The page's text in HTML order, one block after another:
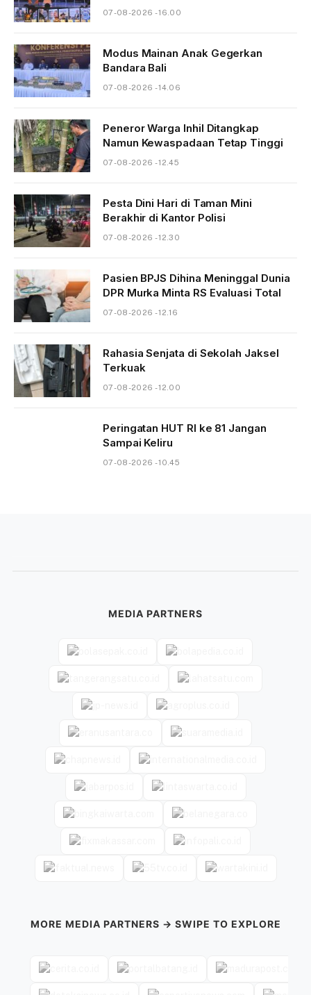
07-08-2026 - 16.00
Modus Mainan Anak Gegerkan
Bandara Bali
07-08-2026 - 14.06
Peneror Warga Inhil Ditangkap
Namun Kewaspadaan Tetap Tinggi
07-08-2026 - 12.45
Pesta Dini Hari di Taman Mini
Berakhir di Kantor Polisi
07-08-2026 - 12.30
Pasien BPJS Dihina Meninggal Dunia
DPR Murka Minta RS Evaluasi Total
07-08-2026 - 12.16
Rahasia Senjata di Sekolah Jaksel
Terkuak
07-08-2026 - 12.00
Peringatan HUT RI ke 81 Jangan
Sampai Keliru
07-08-2026 - 10.45
MEDIA PARTNERS
MORE MEDIA PARTNERS → SWIPE TO EXPLORE